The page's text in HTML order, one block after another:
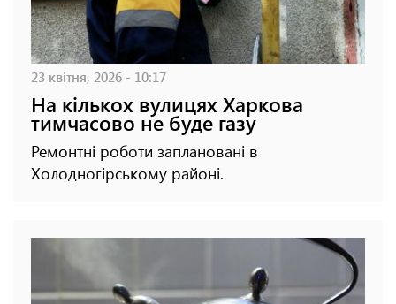
23 квітня, 2026 - 10:17
На кількох вулицях Харкова
тимчасово не буде газу
Ремонтні роботи заплановані в
Холодногірському районі.